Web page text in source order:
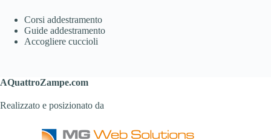
Corsi addestramento
Guide addestramento
Accogliere cuccioli
AQuattroZampe.com
Realizzato e posizionato da